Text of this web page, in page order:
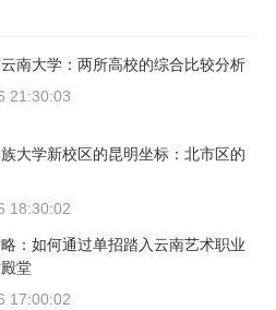
南大学：两所高校的综合比较分析
21:30:03
大学新校区的昆明坐标：北市区的
18:30:02
：如何通过单招踏入云南艺术职业
堂
17:00:02